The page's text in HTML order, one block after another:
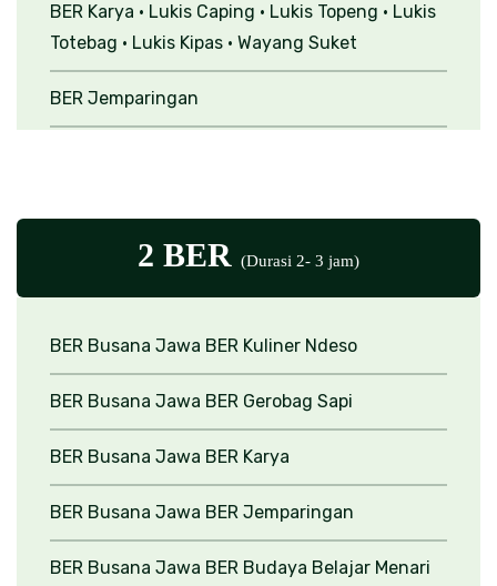
BER Karya • Lukis Caping • Lukis Topeng • Lukis
Totebag • Lukis Kipas • Wayang Suket
BER Jemparingan
• Cooking Class
2 BER (Durasi 2- 3 jam)
BER Busana Jawa BER Kuliner Ndeso
BER Busana Jawa BER Gerobag Sapi
BER Busana Jawa BER Karya
BER Busana Jawa BER Jemparingan
BER Busana Jawa BER Budaya Belajar Menari